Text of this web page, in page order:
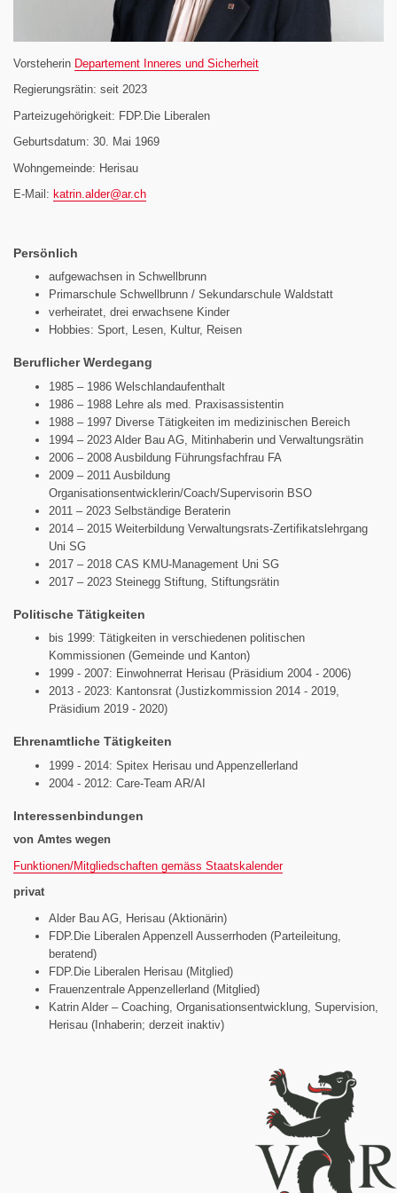
Vorsteherin Departement Inneres und Sicherheit
Regierungsrätin: seit 2023
Parteizugehörigkeit: FDP.Die Liberalen
Geburtsdatum: 30. Mai 1969
Wohngemeinde: Herisau
E-Mail: katrin.alder@ar.ch
Persönlich
aufgewachsen in Schwellbrunn
Primarschule Schwellbrunn / Sekundarschule Waldstatt
verheiratet, drei erwachsene Kinder
Hobbies: Sport, Lesen, Kultur, Reisen
Beruflicher Werdegang
1985 – 1986 Welschlandaufenthalt
1986 – 1988 Lehre als med. Praxisassistentin
1988 – 1997 Diverse Tätigkeiten im medizinischen Bereich
1994 – 2023 Alder Bau AG, Mitinhaberin und Verwaltungsrätin
2006 – 2008 Ausbildung Führungsfachfrau FA
2009 – 2011 Ausbildung
Organisationsentwicklerin/Coach/Supervisorin BSO
2011 – 2023 Selbständige Beraterin
2014 – 2015 Weiterbildung Verwaltungsrats-Zertifikatslehrgang
Uni SG
2017 – 2018 CAS KMU-Management Uni SG
2017 – 2023 Steinegg Stiftung, Stiftungsrätin
Politische Tätigkeiten
bis 1999: Tätigkeiten in verschiedenen politischen
Kommissionen (Gemeinde und Kanton)
1999 - 2007: Einwohnerrat Herisau (Präsidium 2004 - 2006)
2013 - 2023: Kantonsrat (Justizkommission 2014 - 2019,
Präsidium 2019 - 2020)
Ehrenamtliche Tätigkeiten
1999 - 2014: Spitex Herisau und Appenzellerland
2004 - 2012: Care-Team AR/AI
Interessenbindungen
von Amtes wegen
Funktionen/Mitgliedschaften gemäss Staatskalender
privat
Alder Bau AG, Herisau (Aktionärin)
FDP.Die Liberalen Appenzell Ausserrhoden (Parteileitung,
beratend)
FDP.Die Liberalen Herisau (Mitglied)
Frauenzentrale Appenzellerland (Mitglied)
Katrin Alder – Coaching, Organisationsentwicklung, Supervision,
Herisau (Inhaberin; derzeit inaktiv)